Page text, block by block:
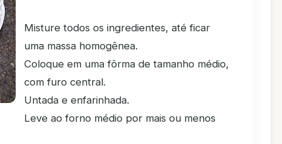
Misture todos os ingredientes, até ficar
uma massa homogênea.
Coloque em uma fôrma de tamanho médio,
com furo central.
Untada e enfarinhada.
Leve ao forno médio por mais ou menos